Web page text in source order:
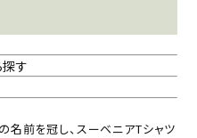
す
名前を冠し、スーベニアTシャツ